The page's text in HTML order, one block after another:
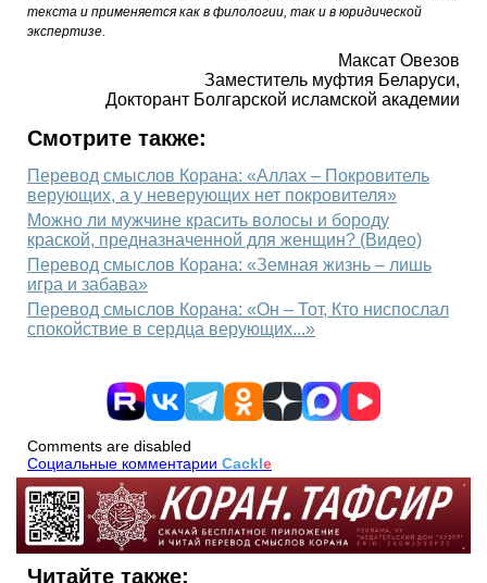
текста и применяется как в филологии, так и в юридической
экспертизе.
Максат Овезов
Заместитель муфтия Беларуси,
Докторант Болгарской исламской академии
Смотрите также:
Перевод смыслов Корана: «Аллах – Покровитель
верующих, а у неверующих нет покровителя»
Можно ли мужчине красить волосы и бороду
краской, предназначенной для женщин? (Видео)
Перевод смыслов Корана: «Земная жизнь – лишь
игра и забава»
Перевод смыслов Корана: «Он – Тот, Кто ниспослал
спокойствие в сердца верующих...»
Comments are disabled
Социальные комментарии Cackle
Читайте также: